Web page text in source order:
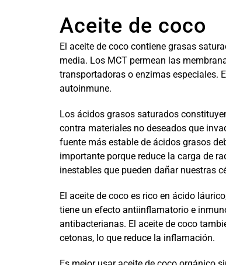
Aceite de coco
El aceite de coco contiene grasas
media. Los MCT permean las
transportadoras o enzimas especiales.
autoinmune.
Los ácidos grasos saturados
contra materiales no deseados que
fuente más estable de ácidos grasos
importante porque reduce la carga de
inestables que pueden dañar nuestras
El aceite de coco es rico en ácido
tiene un efecto antiinflamatorio e
antibacterianas. El aceite de coco
cetonas, lo que reduce la inflamación.